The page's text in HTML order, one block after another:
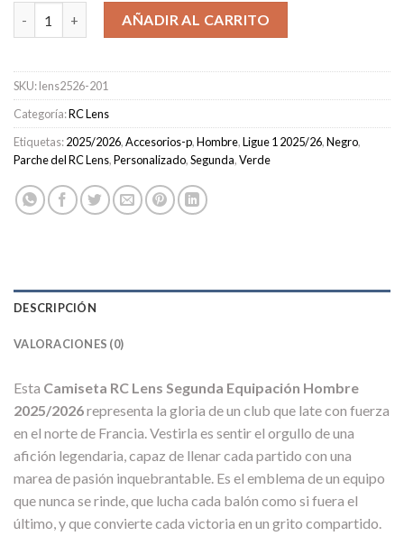
Camiseta RC Lens Segunda Equipación Hombre 2025/2026
AÑADIR AL CARRITO
SKU:lens2526-201
Categoría:RC Lens
Etiquetas:2025/2026,Accesorios-p,Hombre,Ligue 1 2025/26,Negro,
Parche del RC Lens,Personalizado,Segunda,Verde
DESCRIPCIÓN
VALORACIONES (0)
Esta Camiseta RC Lens Segunda Equipación Hombre
2025/2026representa la gloria de un club que late con fuerza
en el norte de Francia. Vestirla es sentir el orgullo de una
afición legendaria, capaz de llenar cada partido con una
marea de pasión inquebrantable. Es el emblema de un equipo
que nunca se rinde, que lucha cada balón como si fuera el
último, y que convierte cada victoria en un grito compartido.